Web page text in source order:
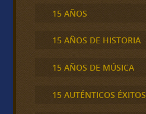
15 AÑOS
15 AÑOS DE HISTORIA
15 AÑOS DE MÚSICA
15 AUTÉNTICOS ÉXITOS